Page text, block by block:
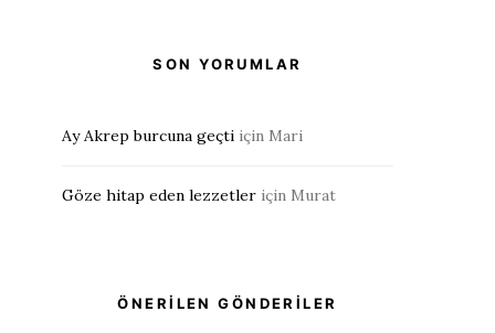
SON YORUMLAR
Ay Akrep burcuna geçti için Mari
Göze hitap eden lezzetler için Murat
ÖNERİLEN GÖNDERİLER